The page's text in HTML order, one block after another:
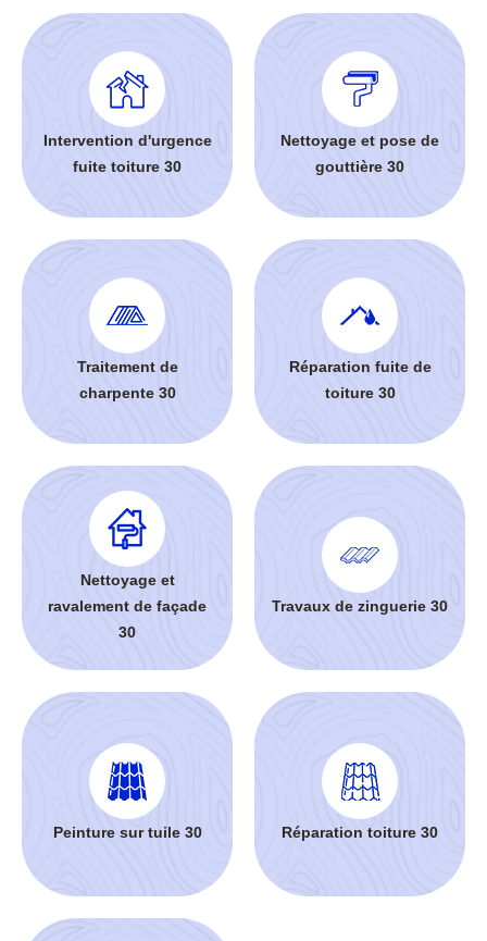
Intervention d'urgence
fuite toiture 30
Nettoyage et pose de
gouttière 30
Traitement de
charpente 30
Réparation fuite de
toiture 30
Nettoyage et
ravalement de façade
30
Travaux de zinguerie 30
Peinture sur tuile 30 Réparation toiture 30